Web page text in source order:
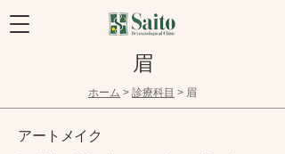
眉
​ホーム > 診療科目 > 眉
アートメイク